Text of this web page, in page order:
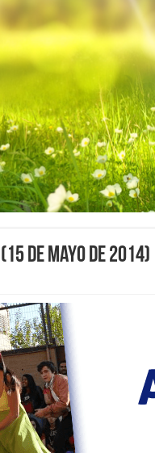
de Mayo de 2014)